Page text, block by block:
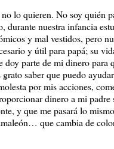
lo quieren. No soy quién
durante nuestra infancia
y mal vestidos, pero
y útil para papá; su
doy parte de mi dinero para
grato saber que puedo
por mis acciones,
dinero a mi padre
y que me pasará lo
que cambia de